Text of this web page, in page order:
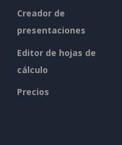
Creador de
presentaciones
Editor de hojas de
cálculo
Precios